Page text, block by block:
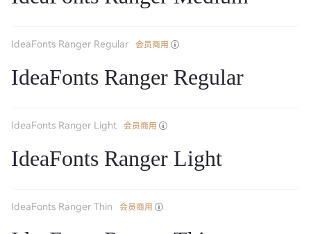
IdeaFonts Ranger Regular 会员商用
IdeaFonts Ranger Regular
IdeaFonts Ranger Light 会员商用
IdeaFonts Ranger Light
IdeaFonts Ranger Thin 会员商用